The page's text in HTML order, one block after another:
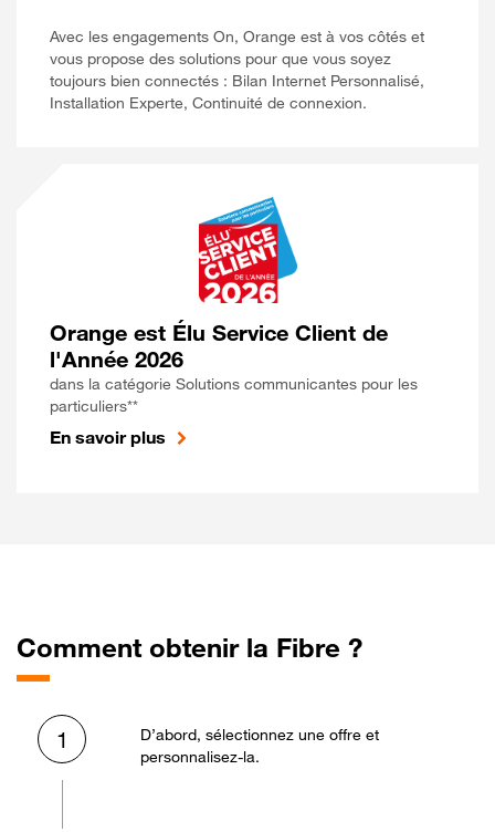
Avec les engagements On, Orange est à vos côtés et
vous propose des solutions pour que vous soyez
toujours bien connectés : Bilan Internet Personnalisé,
Installation Experte, Continuité de connexion.
Orange est Élu Service Client de
l'Année 2026
dans la catégorie Solutions communicantes pour les
particuliers**
En savoir plus
Comment obtenir la Fibre ?
1
D’abord, sélectionnez une offre et
personnalisez-la.